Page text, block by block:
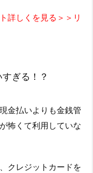
詳しくを見る＞＞リ
ぎる！？
金払いよりも金銭管
怖くて利用していな
クレジットカードを